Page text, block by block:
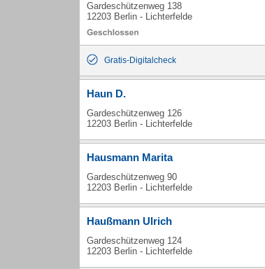
Gardeschützenweg 138
12203 Berlin - Lichterfelde
Gratis-Digitalcheck
Haun D.
Gardeschützenweg 126
12203 Berlin - Lichterfelde
Hausmann Marita
Gardeschützenweg 90
12203 Berlin - Lichterfelde
Haußmann Ulrich
Gardeschützenweg 124
12203 Berlin - Lichterfelde